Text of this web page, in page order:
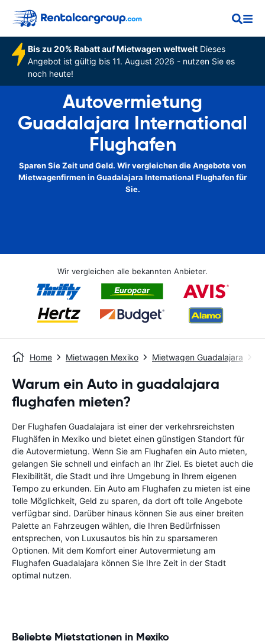
Bis zu 20% Rabatt auf Mietwagen weltweitDieses
Angebot ist gültig bis 11. August 2026 - nutzen Sie es
noch heute!
Autovermietung
Guadalajara International
Flughafen
Sparen Sie Zeit und Geld. Wir vergleichen die Angebote von
Mietwagenfirmen in Guadalajara International Flughafen für
Sie.
Wir vergleichen alle bekannten Anbieter.
Home Mietwagen Mexiko Mietwagen Guadalajara
Warum ein Auto in guadalajara
flughafen mieten?
Der Flughafen Guadalajara ist einer der verkehrsreichsten
Flughäfen in Mexiko und bietet einen günstigen Standort für
die Autovermietung. Wenn Sie am Flughafen ein Auto mieten,
gelangen Sie schnell und einfach an Ihr Ziel. Es bietet auch die
Flexibilität, die Stadt und ihre Umgebung in Ihrem eigenen
Tempo zu erkunden. Ein Auto am Flughafen zu mieten ist eine
tolle Möglichkeit, Geld zu sparen, da dort oft tolle Angebote
verfügbar sind. Darüber hinaus können Sie aus einer breiten
Palette an Fahrzeugen wählen, die Ihren Bedürfnissen
entsprechen, von Luxusautos bis hin zu sparsameren
Optionen. Mit dem Komfort einer Autovermietung am
Flughafen Guadalajara können Sie Ihre Zeit in der Stadt
optimal nutzen.
Beliebte Mietstationen in Mexiko